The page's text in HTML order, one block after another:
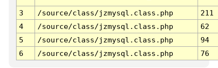
3 /source/class/jzmysql.class.php
211
4
/source/class/jzmysql.class.php
62
5
/source/class/jzmysql.class.php
94
6
/source/class/jzmysql.class.php 76